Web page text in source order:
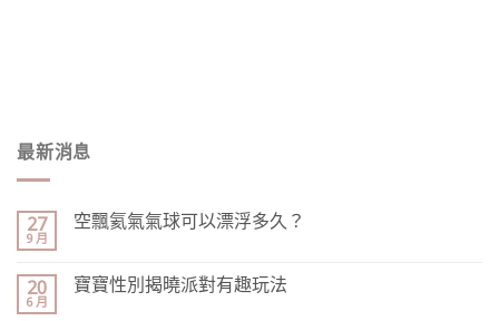
最新消息
27
9 月
空飄氦氣氣球可以漂浮多久？
20
6 月
寶寶性別揭曉派對有趣玩法